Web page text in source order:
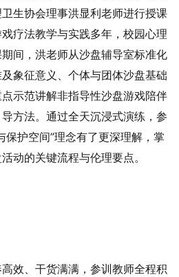
生协会理事洪显利老师进行授课
疗法教学与实践多年，校园心理
间，洪老师从沙盘辅导室标准化
象征意义、个体与团体沙盘基础
示范讲解非指导性沙盘游戏陪伴
方法。通过全天沉浸式演练，参
保护空间”理念有了更深理解，掌
动的关键流程与伦理要点。
效、干货满满，参训教师全程积